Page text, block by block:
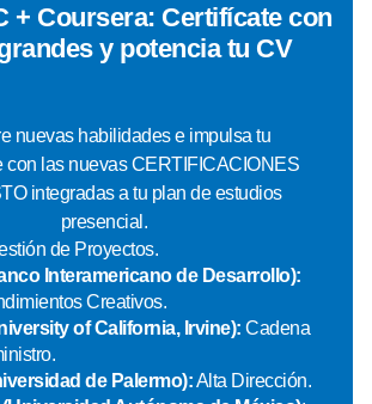
+ Coursera: Certifícate con
y potencia tu CV
nuevas habilidades e impulsa tu
con las nuevas CERTIFICACIONES
integradas a tu plan de estudios
presencial.
de Proyectos.
Interamericano de Desarrollo):
Creativos.
of California, Irvine): Cadena
de Palermo):Alta Dirección.